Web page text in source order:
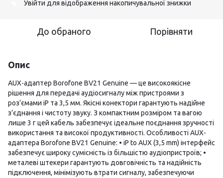
Увійти для відображення накопичувальної знижки
До обраного Порівняти
Опис
AUX-адаптер Borofone BV21 Genuine — це високоякісне
рішення для передачі аудіосигналу між пристроями з
роз’ємами iP та 3,5 мм. Якісні конектори гарантують надійне
з’єднання і чистоту звуку. З компактним розміром та вагою
лише 3 г цей кабель забезпечує ідеальне поєднання зручності
використання та високої продуктивності. Особливості AUX-
адаптера Borofone BV21 Genuine: • iP to AUX (3,5 mm) інтерфейс
забезпечує широку сумісність із більшістю аудіопристроїв; •
металеві штекери гарантують довговічність та надійність
підключення, мінімізують втрати сигналу, забезпечуючи